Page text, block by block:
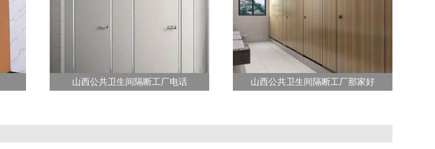
山西公共卫生间隔断工厂电话 山西公共卫生间隔断工厂那家好